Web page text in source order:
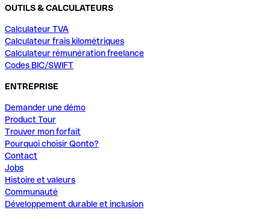
OUTILS & CALCULATEURS
Calculateur TVA
Calculateur frais kilométriques
Calculateur rémunération freelance
Codes BIC/SWIFT
ENTREPRISE
Demander une démo
Product Tour
Trouver mon forfait
Pourquoi choisir Qonto?
Contact
Jobs
Histoire et valeurs
Communauté
Développement durable et inclusion